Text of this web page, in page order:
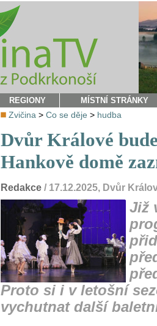
REGIONY MÍSTNÍ STRÁNKY
Zvičina > Co se děje > hudba
Dvůr Králové
Hankově domě
Redakce / 17.12.2025, Dvůr
Již
Proto si i v letošní
vychutnat další